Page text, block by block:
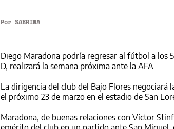
Por SABRINA
Diego Maradona podría regresar al fútbol a los
D, realizará la semana próxima ante la AFA
La dirigencia del club del Bajo Flores
el próximo 23 de marzo en el estadio de San
Maradona, de buenas relaciones con Víctor